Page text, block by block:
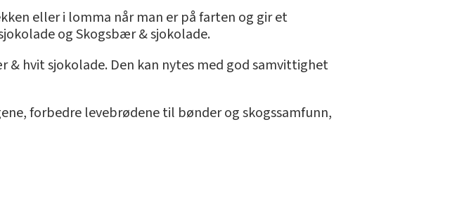
eller i lomma når man er på farten og gir et
og Skogsbær & sjokolade.
& hvit sjokolade. Den kan nytes med god samvittighet
forbedre levebrødene til bønder og skogssamfunn,